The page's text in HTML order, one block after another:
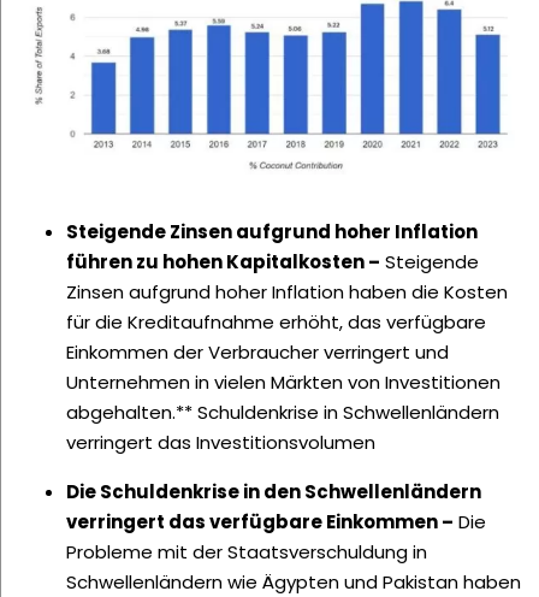
Steigende Zinsen aufgrund hoher Inflation
führen zu hohen Kapitalkosten – Steigende
Zinsen aufgrund hoher Inflation haben die Kosten
für die Kreditaufnahme erhöht, das verfügbare
Einkommen der Verbraucher verringert und
Unternehmen in vielen Märkten von Investitionen
abgehalten.** Schuldenkrise in Schwellenländern
verringert das Investitionsvolumen
Die Schuldenkrise in den Schwellenländern
verringert das verfügbare Einkommen – Die
Probleme mit der Staatsverschuldung in
Schwellenländern wie Ägypten und Pakistan haben